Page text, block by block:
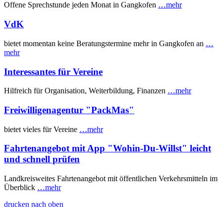
Offene Sprechstunde jeden Monat in Gangkofen …mehr
VdK
bietet momentan keine Beratungstermine mehr in Gangkofen an …
mehr
Interessantes für Vereine
Hilfreich für Organisation, Weiterbildung, Finanzen …mehr
Freiwilligenagentur "PackMas"
bietet vieles für Vereine …mehr
Fahrtenangebot mit App "Wohin-Du-Willst" leicht
und schnell prüfen
Landkreisweites Fahrtenangebot mit öffentlichen Verkehrsmitteln im
Überblick …mehr
drucken nach oben